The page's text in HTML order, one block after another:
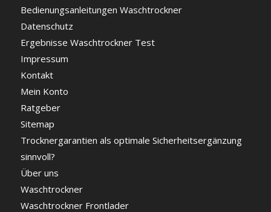
Bedienungsanleitungen Waschtrockner
Datenschutz
Ergebnisse Waschtrockner Test
Impressum
Kontakt
Mein Konto
Ratgeber
Sitemap
Trocknergarantien als optimale Sicherheitsergänzung
sinnvoll?
Über uns
Waschtrockner
Waschtrockner Frontlader